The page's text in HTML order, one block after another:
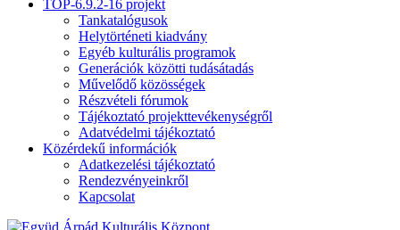
TOP-6.9.2-16 projekt
Tankatalógusok
Helytörténeti kiadvány
Egyéb kulturális programok
Generációk közötti tudásátadás
Művelődő közösségek
Részvételi fórumok
Tájékoztató projekttevékenységről
Adatvédelmi tájékoztató
Közérdekű információk
Adatkezelési tájékoztató
Rendezvényeinkről
Kapcsolat